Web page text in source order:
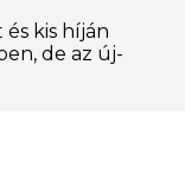
kis híján
de az új-